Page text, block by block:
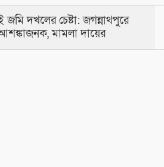
দখলের চেষ্টা: জগন্নাথপুরে
মামলা দায়ের